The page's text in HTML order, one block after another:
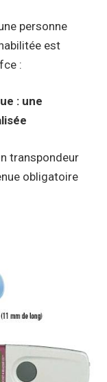
personne
est
:
: une
transpondeur
obligatoire